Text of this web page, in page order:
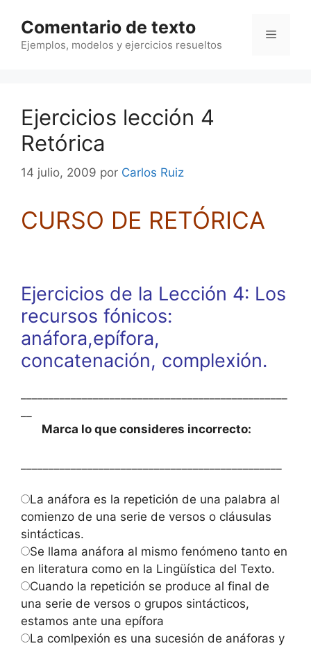
contenido
Comentario de texto
Ejemplos, modelos y ejercicios resueltos
Menú
Ejercicios lección 4
Retórica
14 julio, 2009 por Carlos Ruiz
CURSO DE RETÓRICA
Ejercicios de la Lección 4: Los
recursos fónicos:
anáfora,epífora,
concatenación, complexión.
Marca lo que consideres incorrecto:
La anáfora es la repetición de una palabra al
comienzo de una serie de versos o cláusulas
sintácticas.
Se llama anáfora al mismo fenómeno tanto en
en literatura como en la Lingüística del Texto.
Cuando la repetición se produce al final de
una serie de versos o grupos sintácticos,
estamos ante una epífora
La comlpexión es una sucesión de anáforas y